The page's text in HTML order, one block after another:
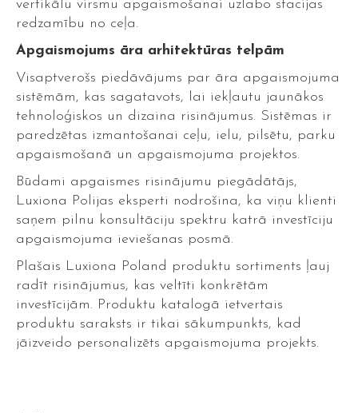
vertikālu virsmu apgaismošanai uzlabo stacijas
redzamību no ceļa.
Apgaismojums āra arhitektūras telpām
Visaptverošs piedāvājums par āra apgaismojuma
sistēmām, kas sagatavots, lai iekļautu jaunākos
tehnoloģiskos un dizaina risinājumus. Sistēmas ir
paredzētas izmantošanai ceļu, ielu, pilsētu, parku
apgaismošanā un apgaismojuma projektos.
Būdami apgaismes risinājumu piegādātājs,
Luxiona Polijas eksperti nodrošina, ka viņu klienti
saņem pilnu konsultāciju spektru katrā investīciju
apgaismojuma ieviešanas posmā.
Plašais Luxiona Poland produktu sortiments ļauj
radīt risinājumus, kas veltīti konkrētām
investīcijām. Produktu katalogā ietvertais
produktu saraksts ir tikai sākumpunkts, kad
jāizveido personalizēts apgaismojuma projekts.